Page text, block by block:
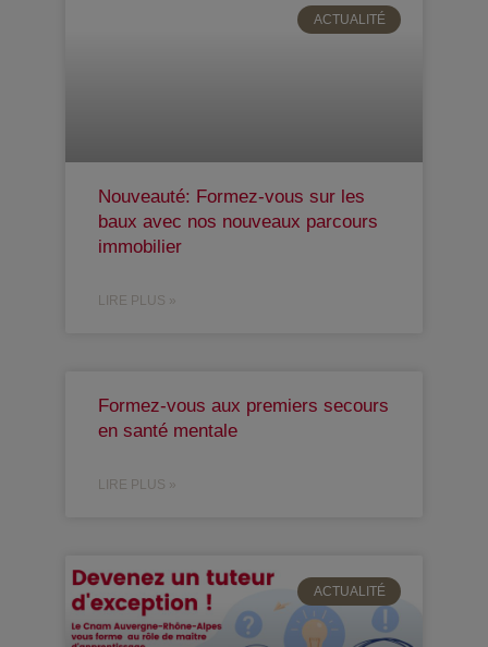
ACTUALITÉ
Nouveauté: Formez-vous sur les
baux avec nos nouveaux parcours
immobilier
LIRE PLUS »
Formez-vous aux premiers secours
en santé mentale
LIRE PLUS »
ACTUALITÉ